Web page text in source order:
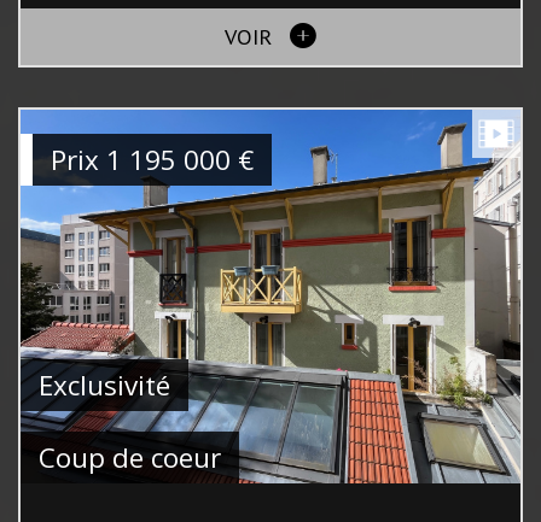
VOIR
Exclusivité
Coup de coeur
Prix 1 195 000 €